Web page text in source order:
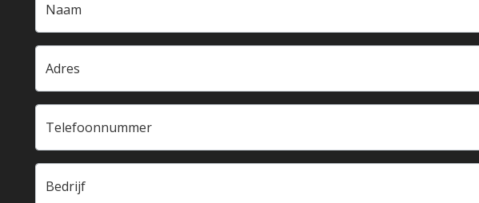
Naam
Adres
Telefoonnummer
Bedrijf